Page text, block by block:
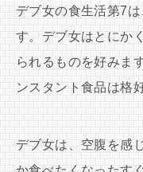
デブ女の食生活第7
す。デブ女はとにか
られるものを好みま
ンスタント食品は格
デブ女は、空腹を感